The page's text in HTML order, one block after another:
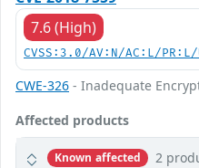
7.6 (High)
CVSS:3.0/AV:N/AC:L/
CWE-326 - Inadequate
Affected products
Known affected 2